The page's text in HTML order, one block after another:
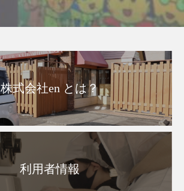
株式会社en とは？
利用者情報